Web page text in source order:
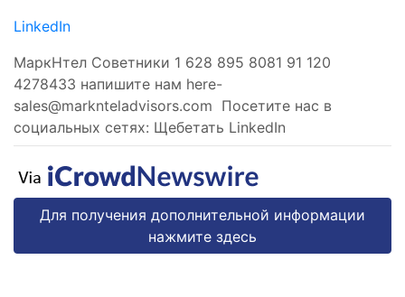
LinkedIn
МаркНтел Советники 1 628 895 8081 91 120
4278433 напишите нам here-
sales@marknteladvisors.com Посетите нас в
социальных сетях: Щебетать LinkedIn
Для получения дополнительной информации
нажмите здесь